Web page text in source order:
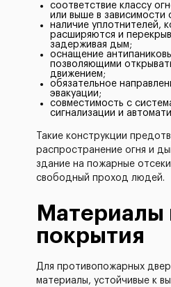
соответствие классу
или выше в зависимости
наличие уплотнителей,
расширяются и
задерживая дым;
оснащение
позволяющими
движением;
обязательное
эвакуации;
совместимость с
сигнализации и
Такие конструкции
распространение огня и
здание на пожарные
свободный проход людей.
Материалы
покрытия
Для противопожарных
материалы, устойчивые к